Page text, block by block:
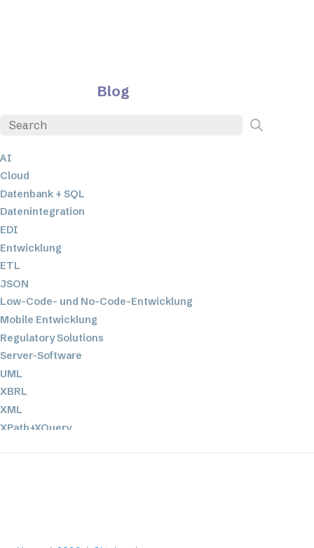
Blog
AI
Cloud
Datenbank + SQL
Datenintegration
EDI
Entwicklung
ETL
JSON
Low-Code- und No-Code-Entwicklung
Mobile Entwicklung
Regulatory Solutions
Server-Software
UML
XBRL
XML
XPath+XQuery